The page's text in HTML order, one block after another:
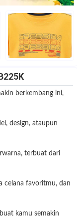
berkembang ini,
design, ataupun
terbuat dari
celana favoritmu, dan
kamu semakin